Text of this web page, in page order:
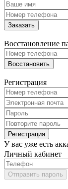
Заказать
Восстановление
Восстановить
Регистрация
Регистрация
У вас уже есть
Личный кабинет
Отправить пароль